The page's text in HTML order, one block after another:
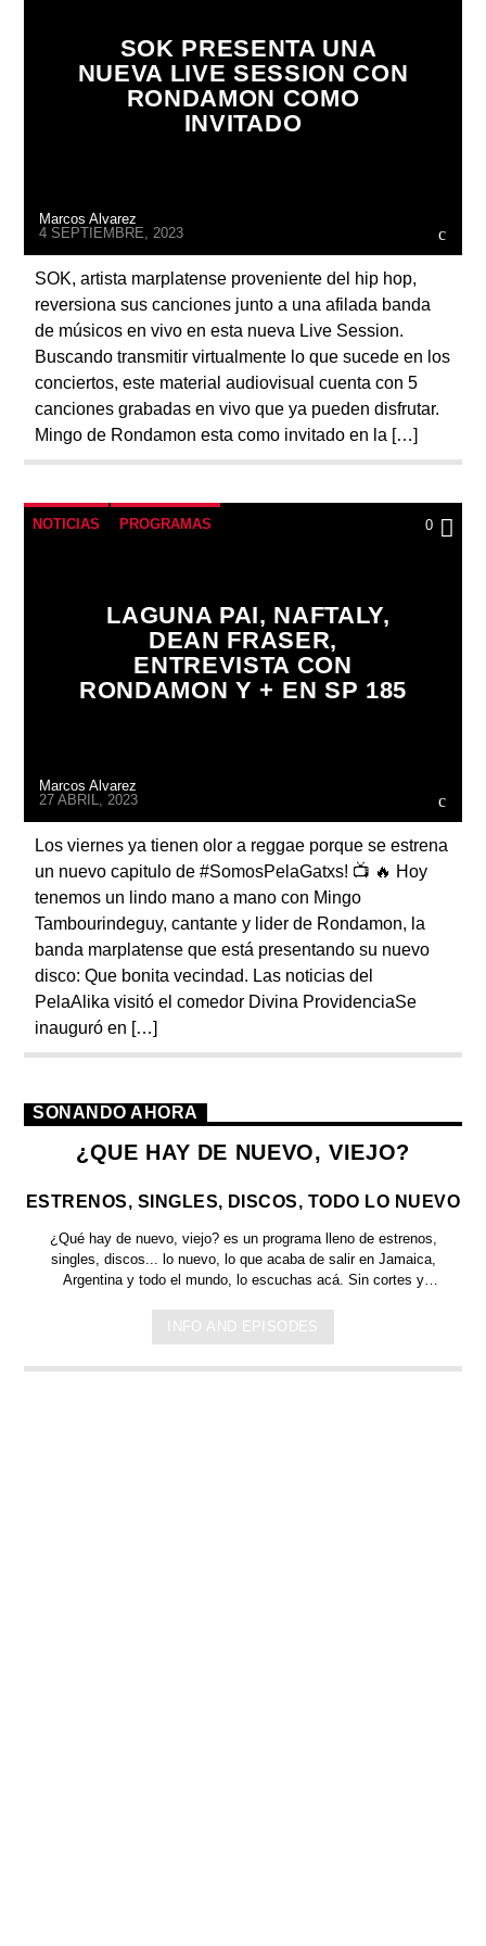
SOK PRESENTA UNA
NUEVA LIVE SESSION CON
RONDAMON COMO
INVITADO
Marcos Alvarez
4 SEPTIEMBRE, 2023
SOK, artista marplatense proveniente del hip hop,
reversiona sus canciones junto a una afilada banda
de músicos en vivo en esta nueva Live Session.
Buscando transmitir virtualmente lo que sucede en los
conciertos, este material audiovisual cuenta con 5
canciones grabadas en vivo que ya pueden disfrutar.
Mingo de Rondamon esta como invitado en la […]
NOTICIAS PROGRAMAS 0
LAGUNA PAI, NAFTALY,
DEAN FRASER,
ENTREVISTA CON
RONDAMON Y + EN SP 185
Marcos Alvarez
27 ABRIL, 2023
Los viernes ya tienen olor a reggae porque se estrena
un nuevo capitulo de #SomosPelaGatxs! 📺 🔥 Hoy
tenemos un lindo mano a mano con Mingo
Tambourindeguy, cantante y lider de Rondamon, la
banda marplatense que está presentando su nuevo
disco: Que bonita vecindad. Las noticias del
PelaAlika visitó el comedor Divina ProvidenciaSe
inauguró en […]
SONANDO AHORA
¿QUE HAY DE NUEVO, VIEJO?
ESTRENOS, SINGLES, DISCOS, TODO LO NUEVO
¿Qué hay de nuevo, viejo?es un programa lleno de estrenos,
singles, discos... lo nuevo, lo que acaba de salir enJamaica,
Argentina y todo el mundo, lo escuchas acá. Sin cortes y
INFO AND EPISODES